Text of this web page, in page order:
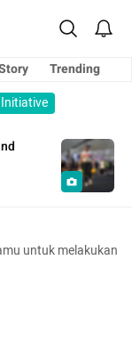
Trending
untuk melakukan